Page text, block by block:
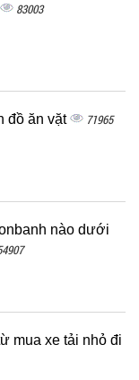
83003
đồ ăn vặt 71965
nào dưới
mua xe tải nhỏ đi